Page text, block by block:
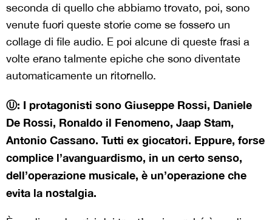
seconda di quello che abbiamo trovato, poi, sono
venute fuori queste storie come se fossero un
collage di file audio. E poi alcune di queste frasi a
volte erano talmente epiche che sono diventate
automaticamente un ritornello.
Ⓤ: I protagonisti sono Giuseppe Rossi, Daniele
De Rossi, Ronaldo il Fenomeno, Jaap Stam,
Antonio Cassano. Tutti ex giocatori. Eppure, forse
complice l’avanguardismo, in un certo senso,
dell’operazione musicale, è un’operazione che
evita la nostalgia.